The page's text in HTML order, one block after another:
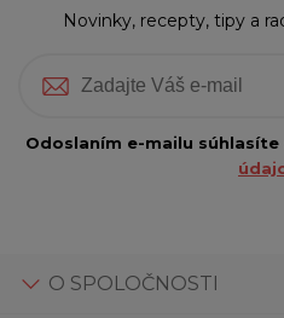
Novinky, recepty, tipy a
Odoslaním e-mailu súhlasíte
O SPOLOČNOSTI